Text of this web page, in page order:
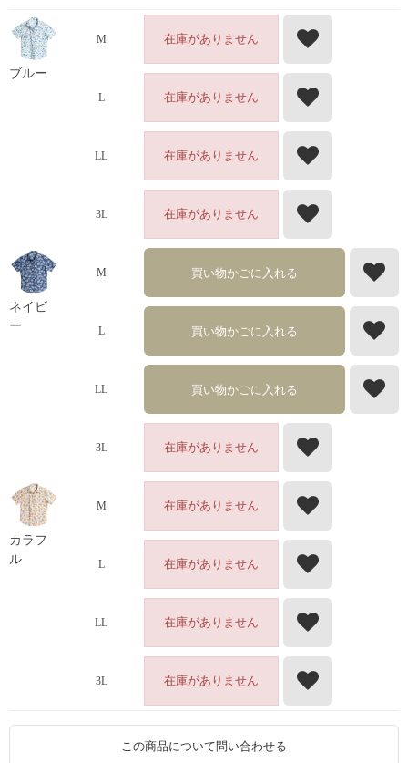
ブルー
M 在庫がありません
L 在庫がありません
LL 在庫がありません
3L 在庫がありません
ネイビ
ー
M 買い物かごに入れる
L 買い物かごに入れる
LL 買い物かごに入れる
3L 在庫がありません
カラフ
ル
M 在庫がありません
L 在庫がありません
LL 在庫がありません
3L 在庫がありません
この商品について問い合わせる